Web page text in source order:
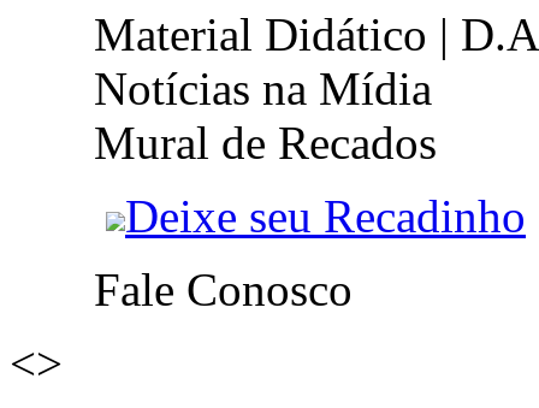
Material Didático |
Notícias na Mídia
Mural de Recados
Deixe seu Recadinho
Fale Conosco
<>